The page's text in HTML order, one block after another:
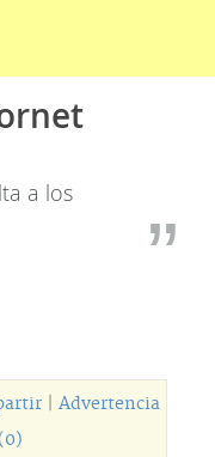
a los
| Advertencia